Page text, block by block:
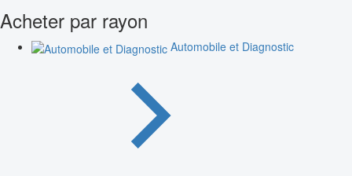
Acheter par rayon
Automobile et Diagnostic